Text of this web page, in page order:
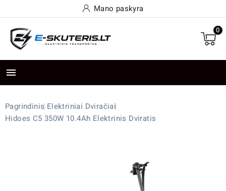
Mano paskyra
0

Pagrindinis Elektriniai Dviračiai
Hidoes C5 350W 10.4Ah Elektrinis Dviratis